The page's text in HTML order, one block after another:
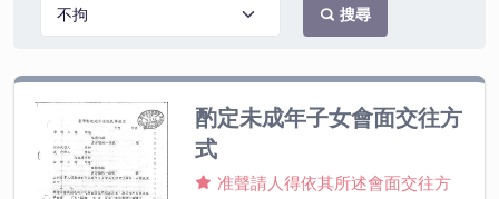
搜尋
酌定未成年子女會面交往方
式
准聲請人得依其所述會面交往方